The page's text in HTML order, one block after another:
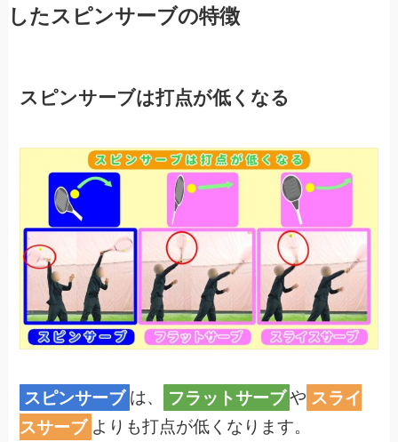
したスピンサーブの特徴
スピンサーブは打点が低くなる
スピンサーブ は、 フラットサーブ や スライ
スサーブ よりも打点が低くなります。